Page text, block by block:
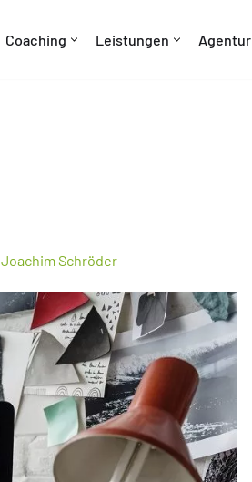
Coaching Leistungen Agentur
Joachim Schröder